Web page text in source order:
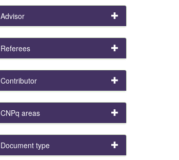
Advisor
Referees
Contributor
CNPq areas
Document type